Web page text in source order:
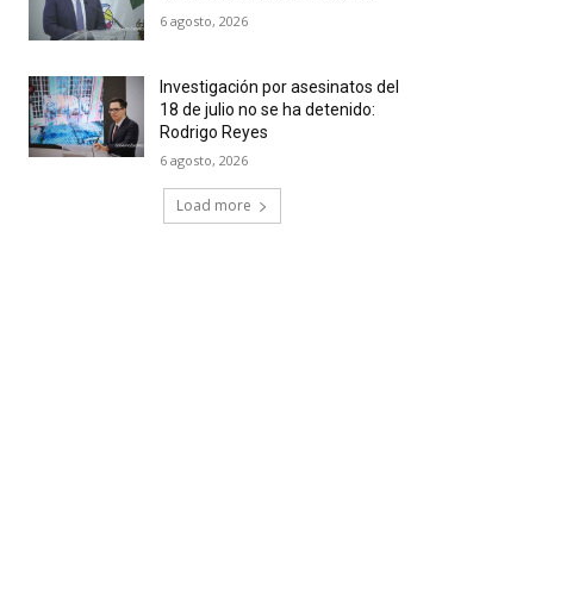
6 agosto, 2026
Investigación por asesinatos del
18 de julio no se ha detenido:
Rodrigo Reyes
6 agosto, 2026
Load more